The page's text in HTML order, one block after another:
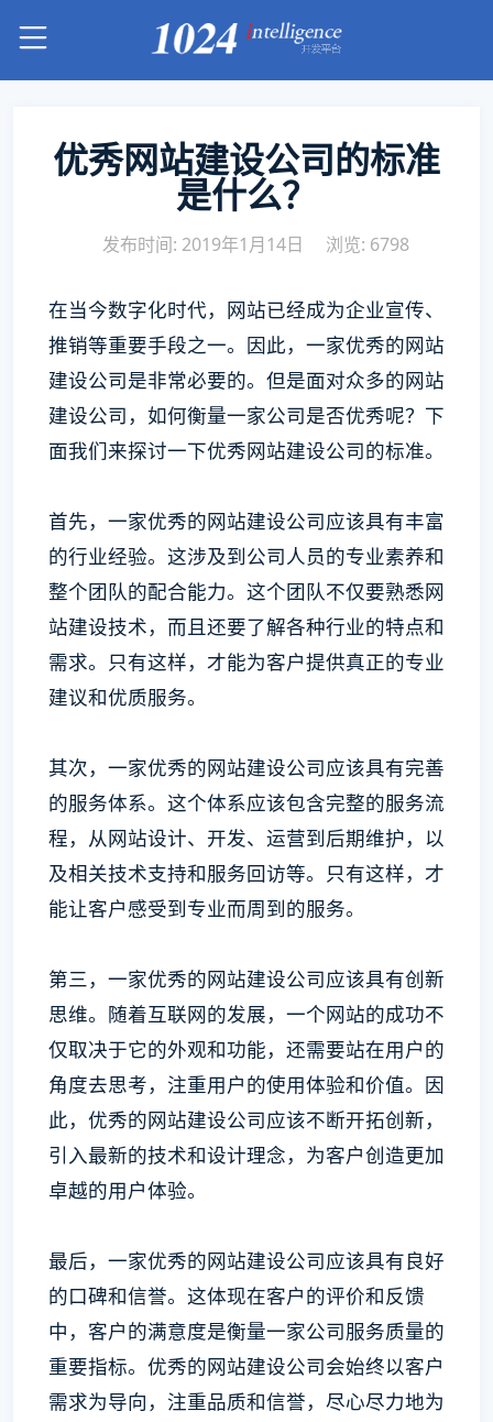
优秀网站建设公司的标准
是什么？
发布时间: 2019年1月14日 浏览: 6798
在当今数字化时代，网站已经成为企业宣传、
推销等重要手段之一。因此，一家优秀的网站
建设公司是非常必要的。但是面对众多的网站
建设公司，如何衡量一家公司是否优秀呢？下
面我们来探讨一下优秀网站建设公司的标准。
首先，一家优秀的网站建设公司应该具有丰富
的行业经验。这涉及到公司人员的专业素养和
整个团队的配合能力。这个团队不仅要熟悉网
站建设技术，而且还要了解各种行业的特点和
需求。只有这样，才能为客户提供真正的专业
建议和优质服务。
其次，一家优秀的网站建设公司应该具有完善
的服务体系。这个体系应该包含完整的服务流
程，从网站设计、开发、运营到后期维护，以
及相关技术支持和服务回访等。只有这样，才
能让客户感受到专业而周到的服务。
第三，一家优秀的网站建设公司应该具有创新
思维。随着互联网的发展，一个网站的成功不
仅取决于它的外观和功能，还需要站在用户的
角度去思考，注重用户的使用体验和价值。因
此，优秀的网站建设公司应该不断开拓创新，
引入最新的技术和设计理念，为客户创造更加
卓越的用户体验。
最后，一家优秀的网站建设公司应该具有良好
的口碑和信誉。这体现在客户的评价和反馈
中，客户的满意度是衡量一家公司服务质量的
重要指标。优秀的网站建设公司会始终以客户
需求为导向，注重品质和信誉，尽心尽力地为